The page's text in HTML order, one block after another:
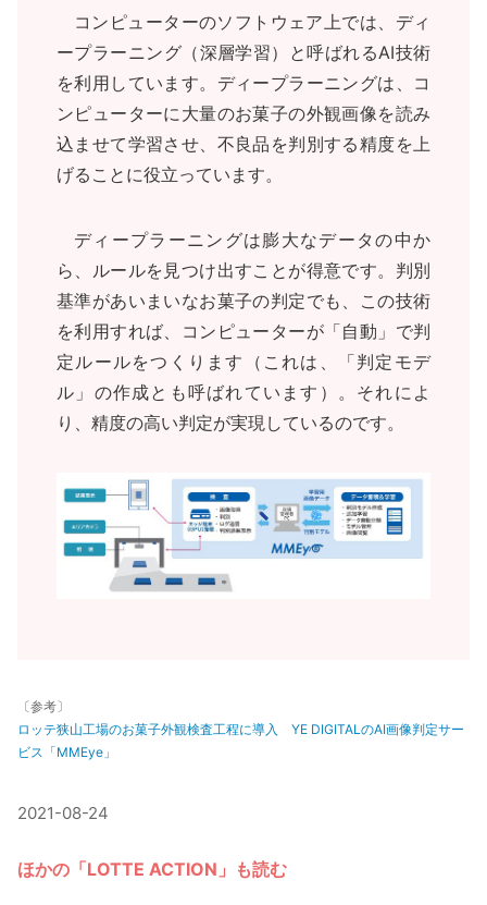
コンピューターのソフトウェア上では、ディ
ープラーニング（深層学習）と呼ばれるAI技術
を利用しています。ディープラーニングは、コ
ンピューターに大量のお菓子の外観画像を読み
込ませて学習させ、不良品を判別する精度を上
げることに役立っています。
ディープラーニングは膨大なデータの中か
ら、ルールを見つけ出すことが得意です。判別
基準があいまいなお菓子の判定でも、この技術
を利用すれば、コンピューターが「自動」で判
定ルールをつくります（これは、「判定モデ
ル」の作成とも呼ばれています）。それによ
り、精度の高い判定が実現しているのです。
〔参考〕
ロッテ狭山工場のお菓子外観検査工程に導入 YE DIGITALのAI画像判定サー
ビス「MMEye」
2021-08-24
ほかの「LOTTE ACTION」も読む